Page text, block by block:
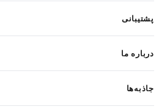
پشتیبانی
درباره ما
جاذبه‌ها